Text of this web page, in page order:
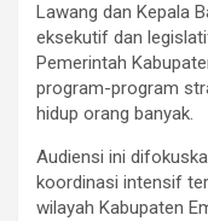
Lawang dan Kepala
eksekutif dan
Pemerintah
program-program
hidup orang banyak.
Audiensi ini
koordinasi intensif
wilayah Kabupaten